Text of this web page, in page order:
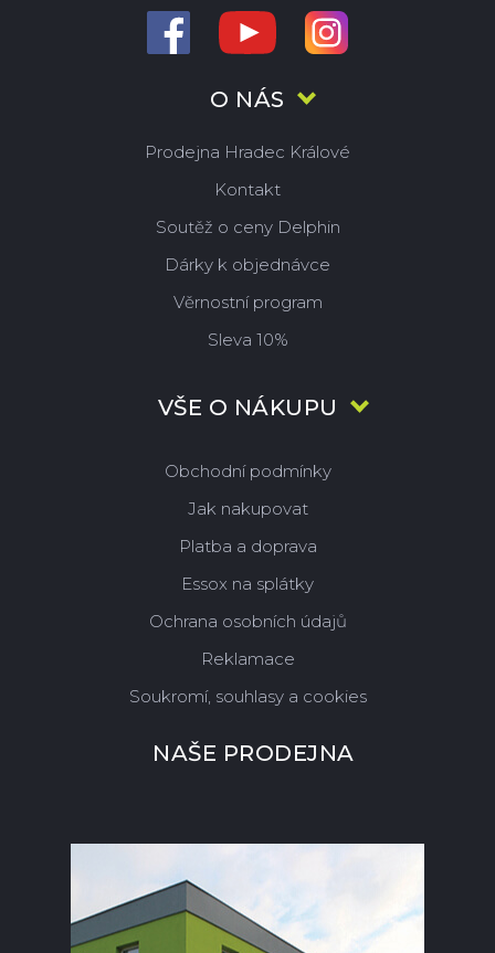
O NÁS
Prodejna Hradec Králové
Kontakt
Soutěž o ceny Delphin
Dárky k objednávce
Věrnostní program
Sleva 10%
VŠE O NÁKUPU
Obchodní podmínky
Jak nakupovat
Platba a doprava
Essox na splátky
Ochrana osobních údajů
Reklamace
Soukromí, souhlasy a cookies
NAŠE PRODEJNA